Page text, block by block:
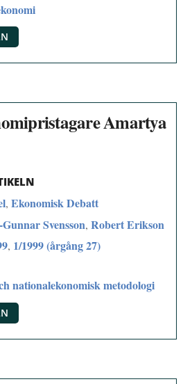
Amartya
,Ekonomisk Debatt
Svensson,Robert Erikson
, 1/1999 (årgång 27)
nationalekonomisk metodologi